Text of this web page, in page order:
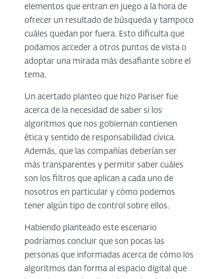
elementos que entran en juego a la hora de
ofrecer un resultado de búsqueda y tampoco
cuáles quedan por fuera. Esto dificulta que
podamos acceder a otros puntos de vista o
adoptar una mirada más desafiante sobre el
tema.
Un acertado planteo que hizo Pariser fue
acerca de la necesidad de saber si los
algoritmos que nos gobiernan contienen
ética y sentido de responsabilidad cívica.
Además, que las compañías deberían ser
más transparentes y permitir saber cuáles
son los filtros que aplican a cada uno de
nosotros en particular y cómo podemos
tener algún tipo de control sobre ellos.
Habiendo planteado este escenario
podríamos concluir que son pocas las
personas que informadas acerca de cómo los
algoritmos dan forma al espacio digital que